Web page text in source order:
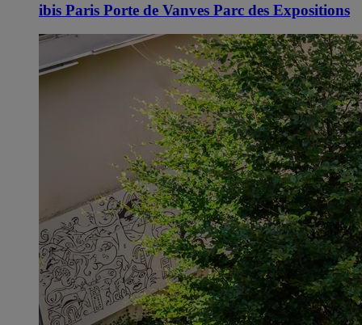
ibis Paris Porte de Vanves Parc des Expositions